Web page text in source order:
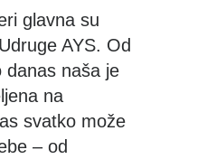
glavna su
AYS. Od
danas naša je
na
svatko može
– od